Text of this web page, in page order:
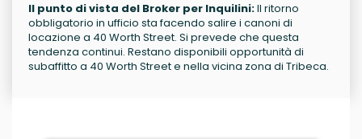
Il punto di vista del Broker per Inquilini:Il ritorno
obbligatorio in ufficio sta facendo salire i canoni di
locazione a 40 Worth Street. Si prevede che questa
tendenza continui. Restano disponibili opportunità di
subaffitto a 40 Worth Street e nella vicina zona di Tribeca.